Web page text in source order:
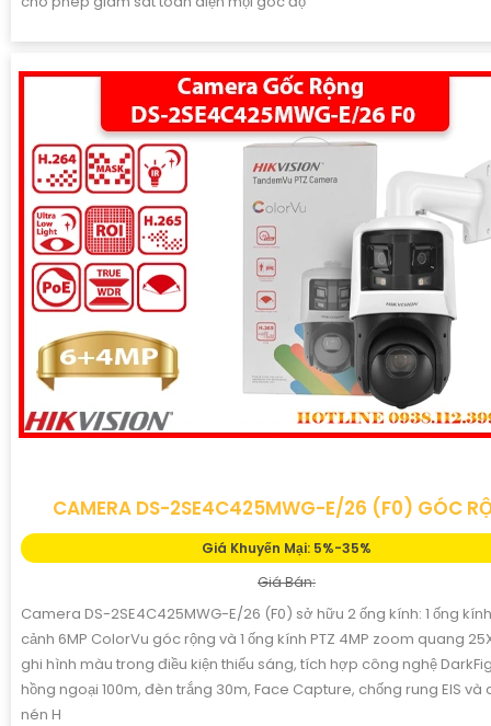
CAMERA DS-2SE4C425MWG-E/26 (F0) GÓC
Giá Khuyến Mại: 5%-35%
Giá Bán:
Camera DS-2SE4C425MWG-E/26 (F0) sở hữu 2 ống kính: 1 ống
cảnh 6MP ColorVu góc rộng và 1 ống kính PTZ 4MP zoom quang
ghi hình màu trong điều kiện thiếu sáng, tích hợp công nghệ
hồng ngoại 100m, đèn trắng 30m, Face Capture, chống rung EIS và
nén H